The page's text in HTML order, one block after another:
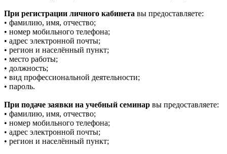
При регистрации личного кабинета вы предоставляете:
• фамилию, имя, отчество;
• номер мобильного телефона;
• адрес электронной почты;
• регион и населённый пункт;
• место работы;
• должность;
• вид профессиональной деятельности;
• пароль.
При подаче заявки на учебный семинар вы предоставляете:
• фамилию, имя, отчество;
• номер мобильного телефона;
• адрес электронной почты;
• регион и населённый пункт;